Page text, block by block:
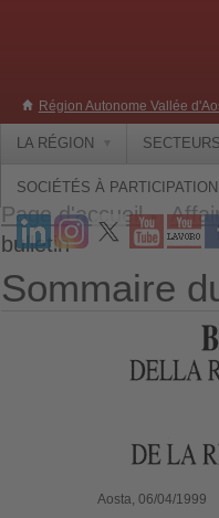
Région Autonome Vallée
LA RÉGION
SOCIÉTÉS À
Page d'accueil
bulletin
Sommaire
Aosta, 06/04/1999